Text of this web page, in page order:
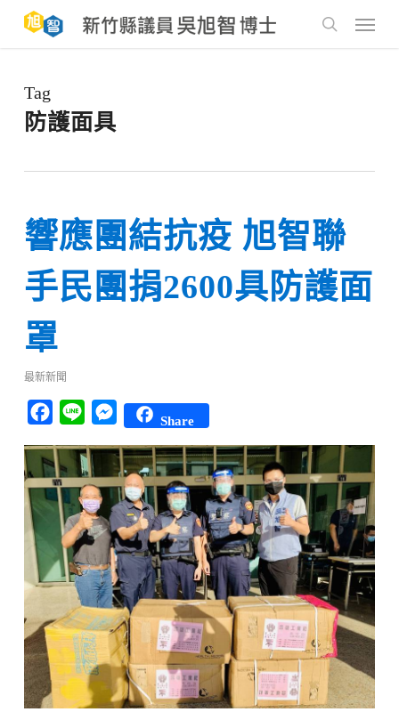
main
Menu
Tag
防護面具
響應團結抗疫 旭智聯
手民團捐2600具防護面
罩
最新新聞
Facebook
Line Messenger
Share